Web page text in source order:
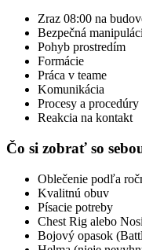
Zraz 08:00 na
Bezpečná
Pohyb prostredím
Formácie
Práca v teame
Komunikácia
Procesy a procedúry
Reakcia na kontakt
Čo si zobrať so
Oblečenie podľa
Kvalitnú obuv
Písacie potreby
Chest Rig alebo
Bojový opasok